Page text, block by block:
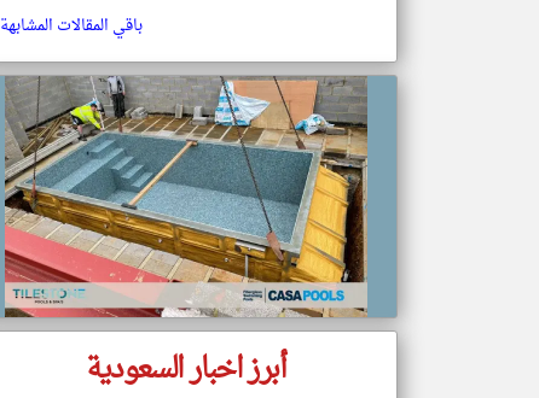
باقي المقالات المشابهة
أبرز اخبار السعودية